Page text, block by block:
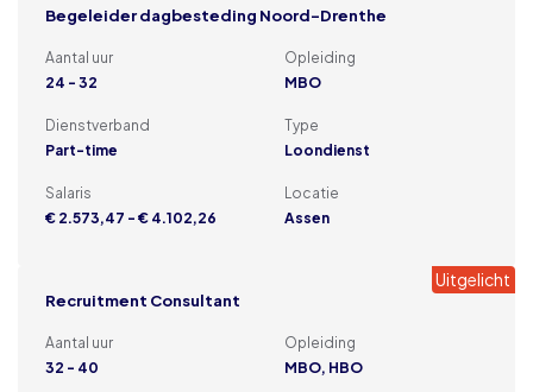
Begeleider dagbesteding Noord-Drenthe
Aantal uur
24 - 32
Opleiding
MBO
Dienstverband
Part-time
Type
Loondienst
Salaris
€ 2.573,47 - € 4.102,26
Locatie
Assen
Uitgelicht
Recruitment Consultant
Aantal uur
32 - 40
Opleiding
MBO, HBO